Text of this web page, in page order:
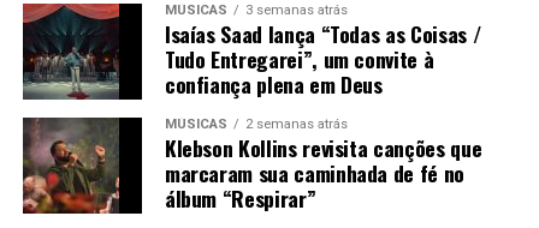
MÚSICAS 3 semanas atrás
Isaías Saad lança “Todas as Coisas /
Tudo Entregarei”, um convite à
confiança plena em Deus
MÚSICAS 2 semanas atrás
Klebson Kollins revisita canções que
marcaram sua caminhada de fé no
álbum “Respirar”